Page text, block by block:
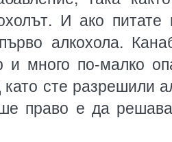
И ако
алкохола.
и много по-малко
сте разрешили
право е да